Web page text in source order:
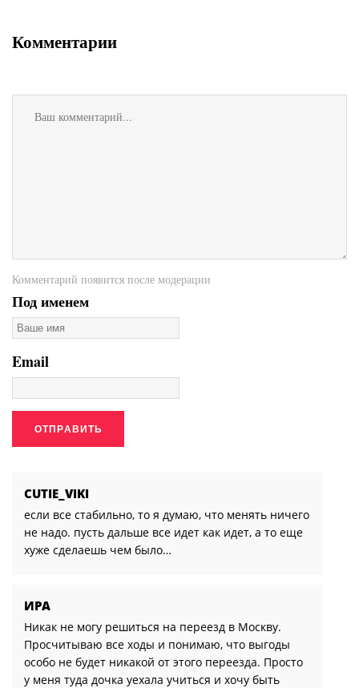
Комментарии
Комментарий появится после модерации
Под именем
Email
CUTIE_VIKI
если все стабильно, то я думаю, что менять ничего
не надо. пусть дальше все идет как идет, а то еще
хуже сделаешь чем было…
ИРА
Никак не могу решиться на переезд в Москву.
Просчитываю все ходы и понимаю, что выгоды
особо не будет никакой от этого переезда. Просто
у меня туда дочка уехала учиться и хочу быть